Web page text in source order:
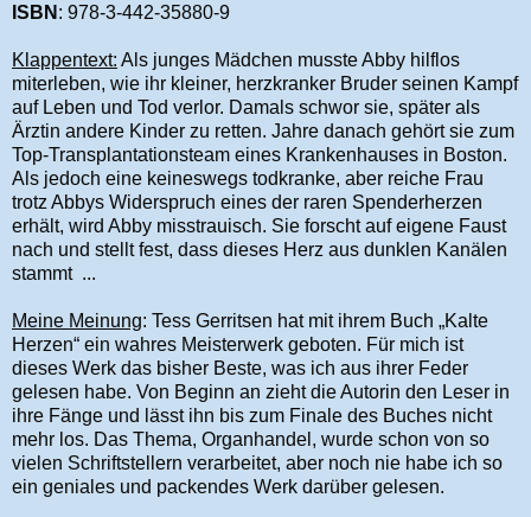
ISBN : 978-3-442-35880-9
Klappentext: Als junges Mädchen musste Abby hilflos
miterleben, wie ihr kleiner, herzkranker Bruder seinen Kampf
auf Leben und Tod verlor. Damals schwor sie, später als
Ärztin andere Kinder zu retten. Jahre danach gehört sie zum
Top-Transplantationsteam eines Krankenhauses in Boston.
Als jedoch eine keineswegs todkranke, aber reiche Frau
trotz Abbys Widerspruch eines der raren Spenderherzen
erhält, wird Abby misstrauisch. Sie forscht auf eigene Faust
nach und stellt fest, dass dieses Herz aus dunklen Kanälen
stammt ...
Meine Meinung: Tess Gerritsen hat mit ihrem Buch „Kalte
Herzen“ ein wahres Meisterwerk geboten. Für mich ist
dieses Werk das bisher Beste, was ich aus ihrer Feder
gelesen habe. Von Beginn an zieht die Autorin den Leser in
ihre Fänge und lässt ihn bis zum Finale des Buches nicht
mehr los. Das Thema, Organhandel, wurde schon von so
vielen Schriftstellern verarbeitet, aber noch nie habe ich so
ein geniales und packendes Werk darüber gelesen.